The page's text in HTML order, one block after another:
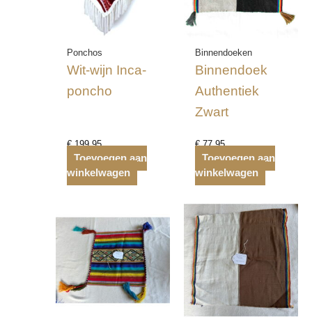
Ponchos
Wit-wijn Inca-
poncho
€199,95
Toevoegen aan
winkelwagen
Binnendoeken
Binnendoek
Authentiek
Zwart
€77,95
Toevoegen aan
winkelwagen